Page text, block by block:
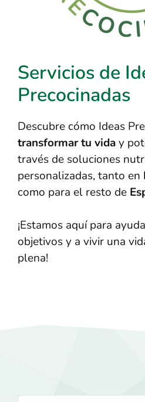
Servicios de
Precocinadas
Descubre cómo Ideas
transformar tu viday
través de soluciones
personalizadas, tanto en
como para el resto de
¡Estamos aquí para
objetivos y a vivir una
plena!